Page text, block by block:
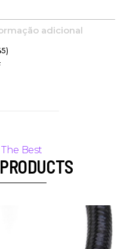
adicional